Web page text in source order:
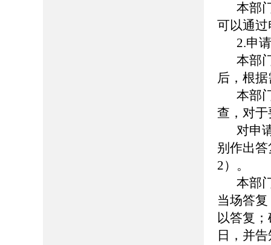
本部
可以通
2.申
本部
后，根
本部
查，对
对申
别作出
2）。
本部
当场答
以答复
日，并